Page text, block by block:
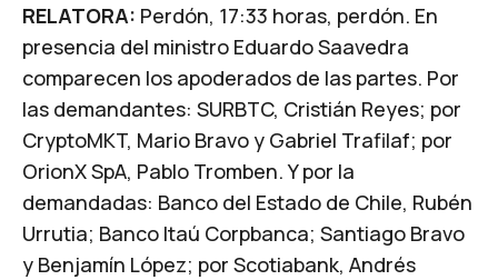
RELATORA: Perdón, 17:33 horas, perdón. En
presencia del ministro Eduardo Saavedra
comparecen los apoderados de las partes. Por
las demandantes: SURBTC, Cristián Reyes; por
CryptoMKT, Mario Bravo y Gabriel Trafilaf; por
OrionX SpA, Pablo Tromben. Y por la
demandadas: Banco del Estado de Chile, Rubén
Urrutia; Banco Itaú Corpbanca; Santiago Bravo
y Benjamín López; por Scotiabank, Andrés